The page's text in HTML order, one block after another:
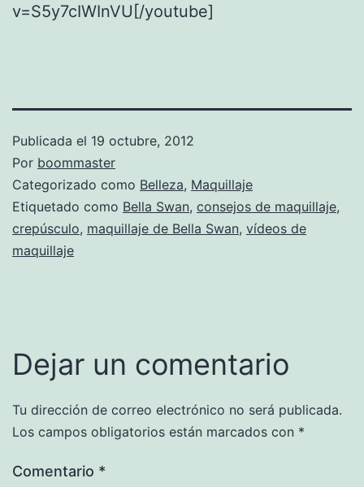
v=S5y7cIWInVU[/youtube]
Publicada el 19 octubre, 2012
Por boommaster
Categorizado como Belleza, Maquillaje
Etiquetado como Bella Swan, consejos de maquillaje,
crepúsculo, maquillaje de Bella Swan, vídeos de
maquillaje
Dejar un comentario
Tu dirección de correo electrónico no será publicada.
Los campos obligatorios están marcados con *
Comentario *